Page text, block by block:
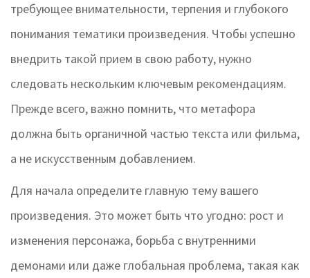
требующее внимательности, терпения и глубокого
понимания тематики произведения. Чтобы успешно
внедрить такой прием в свою работу, нужно
следовать нескольким ключевым рекомендациям.
Прежде всего, важно помнить, что метафора
должна быть органичной частью текста или фильма,
а не искусственным добавлением.
Для начала определите главную тему вашего
произведения. Это может быть что угодно: рост и
изменения персонажа, борьба с внутренними
демонами или даже глобальная проблема, такая как